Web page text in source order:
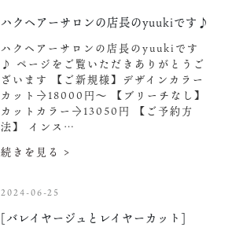
ハクヘアーサロンの店長のyuukiです♪
ハクヘアーサロンの店長のyuukiです
♪ ページをご覧いただきありがとうご
ざいます 【ご新規様】デザインカラー
カット→18000円〜 【ブリーチなし】
カットカラー→13050円 【ご予約方
法】 インス…
続きを見る >
2024-06-25
[バレイヤージュとレイヤーカット]